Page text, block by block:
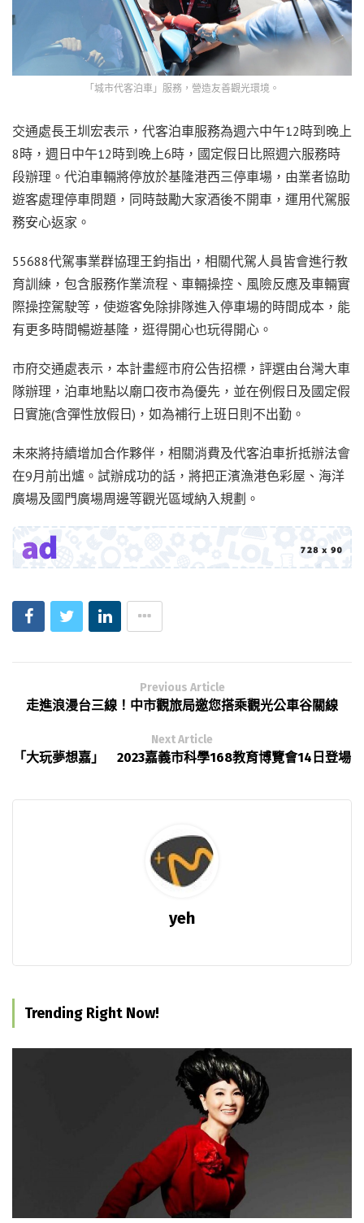
「城市代客泊車」服務，營造友善觀光環境。
交通處長王圳宏表示，代客泊車服務為週六中午12時到晚上
8時，週日中午12時到晚上6時，國定假日比照週六服務時
段辦理。代泊車輛將停放於基隆港西三停車場，由業者協助
遊客處理停車問題，同時鼓勵大家酒後不開車，運用代駕服
務安心返家。
55688代駕事業群協理王鈞指出，相關代駕人員皆會進行教
育訓練，包含服務作業流程、車輛操控、風險反應及車輛實
際操控駕駛等，使遊客免除排隊進入停車場的時間成本，能
有更多時間暢遊基隆，逛得開心也玩得開心。
市府交通處表示，本計畫經市府公告招標，評選由台灣大車
隊辦理，泊車地點以廟口夜市為優先，並在例假日及國定假
日實施(含彈性放假日)，如為補行上班日則不出勤。
未來將持續增加合作夥伴，相關消費及代客泊車折抵辦法會
在9月前出爐。試辦成功的話，將把正濱漁港色彩屋、海洋
廣場及國門廣場周邊等觀光區域納入規劃。
Previous Article
走進浪漫台三線！中市觀旅局邀您搭乘觀光公車谷關線
Next Article
「大玩夢想嘉」 2023嘉義市科學168教育博覽會14日登場
yeh
Trending Right Now!